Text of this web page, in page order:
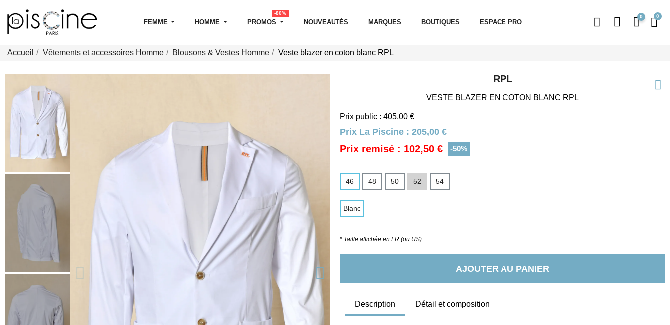
FEMME HOMME PROMOS
-80%
NOUVEAUTÉS MARQUES BOUTIQUES ESPACE PRO
0
Accueil Vêtements et accessoires Homme Blousons & Vestes Homme Veste blazer en coton blanc RPL
RPL
VESTE BLAZER EN COTON BLANC RPL
Prix public : 405,00 €
Prix La Piscine : 205,00 €
Prix remisé : 102,50 € -50%
46 48 50 52 54
Blanc
* Taille affichée en FR (ou US)
AJOUTER AU PANIER
Description Détail et composition